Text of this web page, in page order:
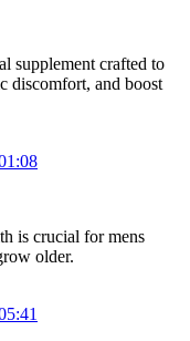
supplement crafted to
discomfort, and boost
is crucial for mens
older.